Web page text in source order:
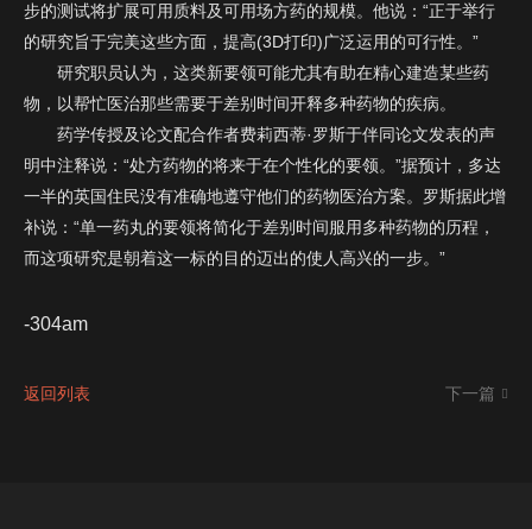
步的测试将扩展可用质料及可用场方药的规模。他说：“正于举行
的研究旨于完美这些方面，提高(3D打印)广泛运用的可行性。”
研究职员认为，这类新要领可能尤其有助在精心建造某些药
物，以帮忙医治那些需要于差别时间开释多种药物的疾病。
药学传授及论文配合作者费莉西蒂·罗斯于伴同论文发表的声
明中注释说：“处方药物的将来于在个性化的要领。”据预计，多达
一半的英国住民没有准确地遵守他们的药物医治方案。罗斯据此增
补说：“单一药丸的要领将简化于差别时间服用多种药物的历程，
而这项研究是朝着这一标的目的迈出的使人高兴的一步。”
-304am
返回列表 下一篇
类
型
：
协会
学校
企业
其它
提 交